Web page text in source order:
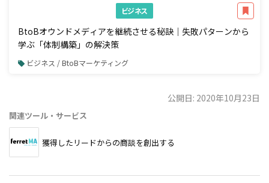
ビジネス
BtoBオウンドメディアを継続させる秘訣｜失敗パターンから
学ぶ「体制構築」の解決策
ビジネス / BtoBマーケティング
公開日: 2020年10月23日
関連ツール・サービス
獲得したリードからの商談を創出する